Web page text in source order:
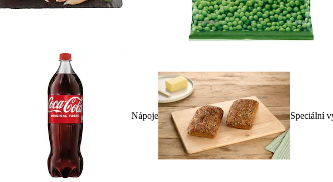
Nápoje Speciální